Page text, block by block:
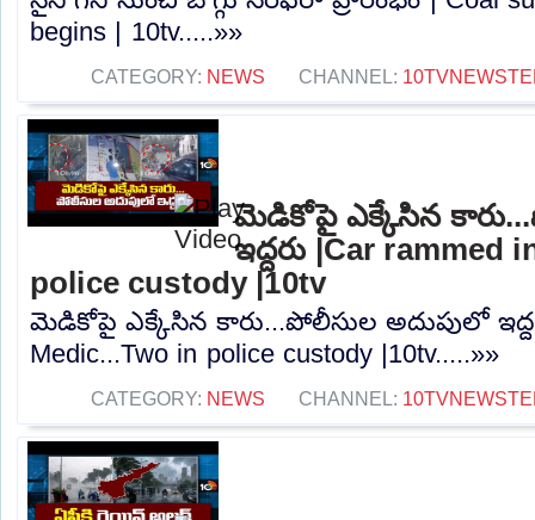
begins | 10tv.....»»
CATEGORY: NEWS CHANNEL:
మెడికోపై ఎక్కేసిన
ఇద్దరు |Car rammed
police custody |10tv
మెడికోపై ఎక్కేసిన కారు...పోలీసుల అదుపులో
Medic...Two in police custody |10tv.....»»
CATEGORY: NEWS CHANNEL: